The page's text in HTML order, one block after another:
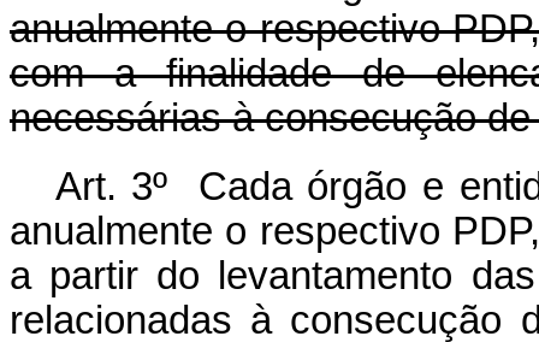
anualmente o respectivo
com a finalidade de
necessárias à consecução
Art. 3º Cada órgão e
anualmente o respectivo
a partir do levantamento
relacionadas à